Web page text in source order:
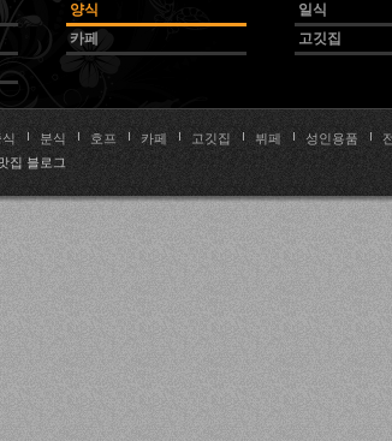
양식 일식
카페 고깃집
식 분식 호프 카페 고깃집 뷔페 성인용품
집 블로그